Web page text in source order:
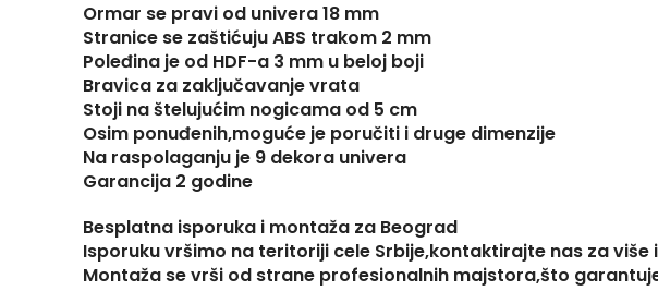
Ormar se pravi od univera 18 mm
Stranice se zaštićuju ABS trakom 2 mm
Poleđina je od HDF-a 3 mm u beloj boji
Bravica za zaključavanje vrata
Stoji na štelujućim nogicama od 5 cm
Osim ponuđenih,moguće je poručiti i druge dimenzije
Na raspolaganju je 9 dekora univera
Garancija 2 godine
Besplatna isporuka i montaža za Beograd
Isporuku vršimo na teritoriji cele Srbije,kontaktirajte nas za
Montaža se vrši od strane profesionalnih majstora,što